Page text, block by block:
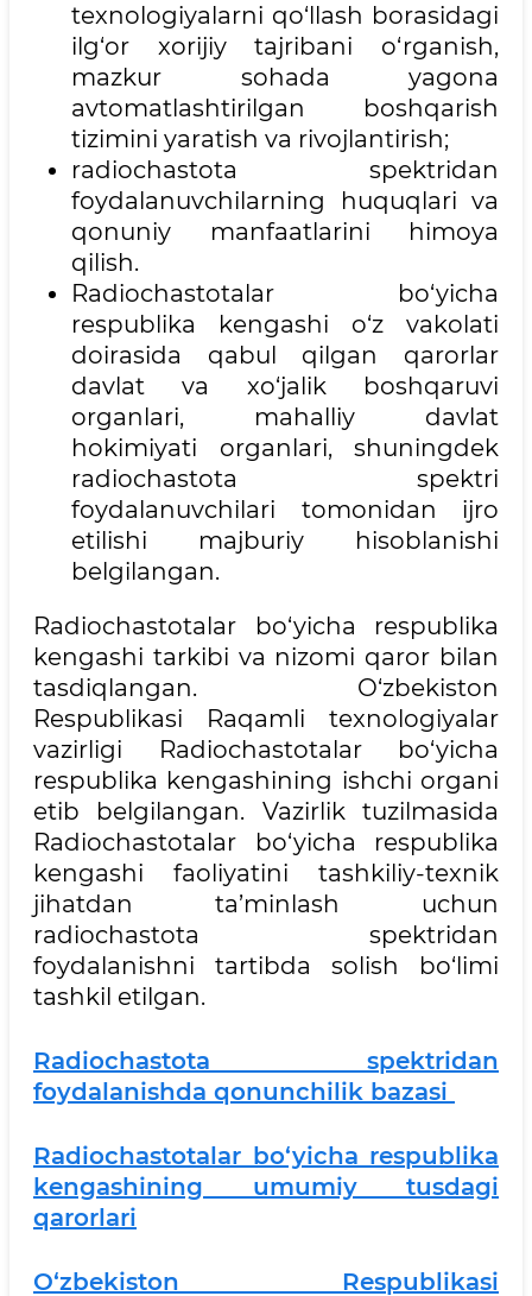
texnologiyalarni qo‘llash borasidagi
ilg‘or xorijiy tajribani o‘rganish,
mazkur sohada yagona
avtomatlashtirilgan boshqarish
tizimini yaratish va rivojlantirish;
radiochastota spektridan
foydalanuvchilarning huquqlari va
qonuniy manfaatlarini himoya
qilish.
Radiochastotalar bo‘yicha
respublika kengashi o‘z vakolati
doirasida qabul qilgan qarorlar
davlat va xo‘jalik boshqaruvi
organlari, mahalliy davlat
hokimiyati organlari, shuningdek
radiochastota spektri
foydalanuvchilari tomonidan ijro
etilishi majburiy hisoblanishi
belgilangan.
Radiochastotalar bo‘yicha respublika
kengashi tarkibi va nizomi qaror bilan
tasdiqlangan. O‘zbekiston
Respublikasi Raqamli texnologiyalar
vazirligi Radiochastotalar bo‘yicha
respublika kengashining ishchi organi
etib belgilangan. Vazirlik tuzilmasida
Radiochastotalar bo‘yicha respublika
kengashi faoliyatini tashkiliy-texnik
jihatdan ta’minlash uchun
radiochastota spektridan
foydalanishni tartibda solish bo‘limi
tashkil etilgan.
Radiochastota spektridan
foydalanishda qonunchilik bazasi
Radiochastotalar bo‘yicha respublika
kengashining umumiy tusdagi
qarorlari
O‘zbekiston Respublikasi